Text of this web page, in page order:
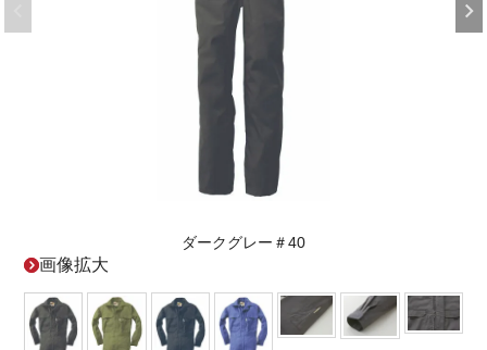
ダークグレー＃40
画像拡大